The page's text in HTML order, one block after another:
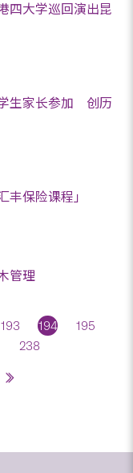
四大学巡回演出昆
生家长参加 创历
丰保险课程」
管理
193 194
195
238